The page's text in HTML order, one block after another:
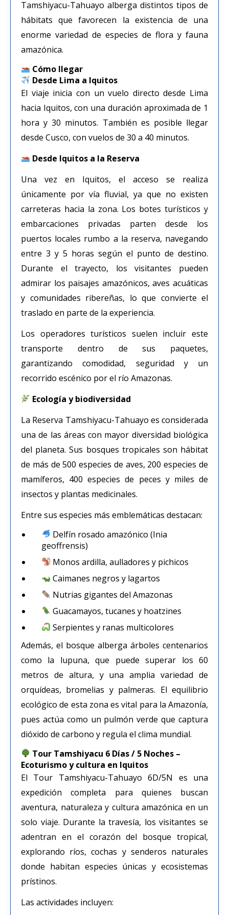
Tamshiyacu-Tahuayo alberga distintos tipos de
hábitats que favorecen la existencia de una
enorme variedad de especies de flora y fauna
amazónica.
Cómo llegar
Desde Lima a Iquitos
El viaje inicia con un vuelo directo desde Lima
hacia Iquitos, con una duración aproximada de 1
hora y 30 minutos. También es posible llegar
desde Cusco, con vuelos de 30 a 40 minutos.
Desde Iquitos a la Reserva
Una vez en Iquitos, el acceso se realiza
únicamente por vía fluvial, ya que no existen
carreteras hacia la zona. Los botes turísticos y
embarcaciones privadas parten desde los
puertos locales rumbo a la reserva, navegando
entre 3 y 5 horas según el punto de destino.
Durante el trayecto, los visitantes pueden
admirar los paisajes amazónicos, aves acuáticas
y comunidades ribereñas, lo que convierte el
traslado en parte de la experiencia.
Los operadores turísticos suelen incluir este
transporte dentro de sus paquetes,
garantizando comodidad, seguridad y un
recorrido escénico por el río Amazonas.
Ecología y biodiversidad
La Reserva Tamshiyacu-Tahuayo es considerada
una de las áreas con mayor diversidad biológica
del planeta. Sus bosques tropicales son hábitat
de más de 500 especies de aves, 200 especies de
mamíferos, 400 especies de peces y miles de
insectos y plantas medicinales.
Entre sus especies más emblemáticas destacan:
Delfín rosado amazónico (Inia
geoffrensis)
Monos ardilla, aulladores y pichicos
Caimanes negros y lagartos
Nutrias gigantes del Amazonas
Guacamayos, tucanes y hoatzines
Serpientes y ranas multicolores
Además, el bosque alberga árboles centenarios
como la lupuna, que puede superar los 60
metros de altura, y una amplia variedad de
orquídeas, bromelias y palmeras. El equilibrio
ecológico de esta zona es vital para la Amazonía,
pues actúa como un pulmón verde que captura
dióxido de carbono y regula el clima mundial.
Tour Tamshiyacu 6 Días / 5 Noches –
Ecoturismo y cultura en Iquitos
El Tour Tamshiyacu-Tahuayo 6D/5N es una
expedición completa para quienes buscan
aventura, naturaleza y cultura amazónica en un
solo viaje. Durante la travesía, los visitantes se
adentran en el corazón del bosque tropical,
explorando ríos, cochas y senderos naturales
donde habitan especies únicas y ecosistemas
prístinos.
Las actividades incluyen: